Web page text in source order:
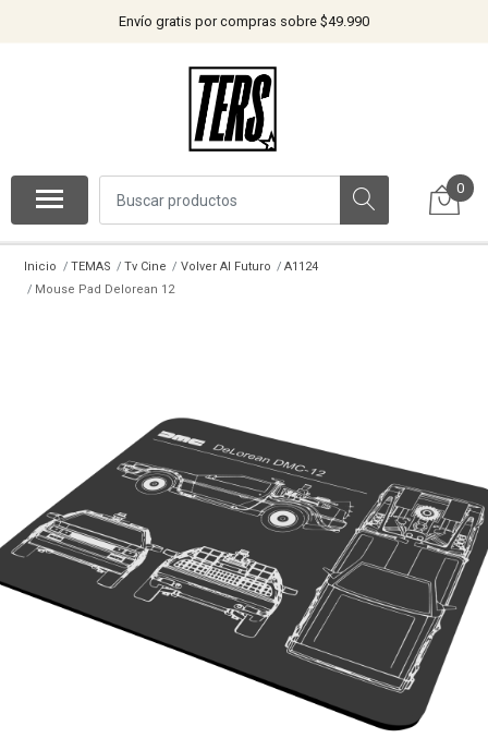
Envío gratis por compras sobre $49.990
0
Inicio TEMAS Tv Cine Volver Al Futuro
A1124
Mouse Pad Delorean 12